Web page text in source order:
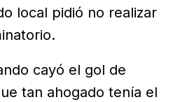
local pidió no realizar
cayó el gol de
tan ahogado tenía el